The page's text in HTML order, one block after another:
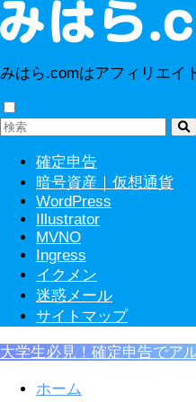
みはら.comはアフィリエイ
確定申告
暗号資産｜仮想通貨
WordPress
Illustrator
MVNO
Ingress
イクメン
迷惑メール
サイトマップ
大学生必見！確定申告でア
ホーム